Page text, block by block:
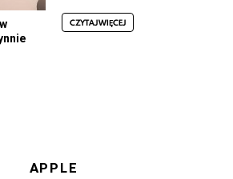
CZYTAJ WIĘCEJ
APPLE